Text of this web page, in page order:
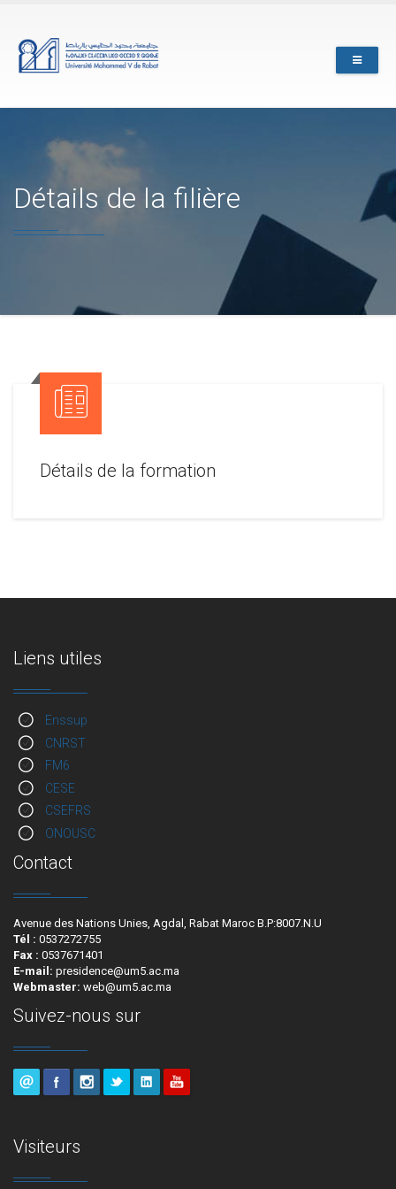
main
content
Détails de la filière
Détails de la formation
Liens utiles
Enssup
CNRST
FM6
CESE
CSEFRS
ONOUSC
Contact
Avenue des Nations Unies, Agdal, Rabat Maroc B.P:8007.N.U
Tél : 0537272755
Fax : 0537671401
E-mail: presidence@um5.ac.ma
Webmaster: web@um5.ac.ma
Suivez-nous sur
Visiteurs